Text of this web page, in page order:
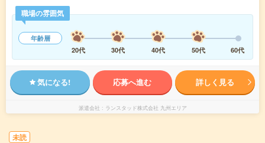
職場の雰囲気
年齢層
20代
30代 40代 50代 60代
気になる! 応募へ進む 詳しく見る
派遣会社 ランスタッド株式会社 九州エリア
未読